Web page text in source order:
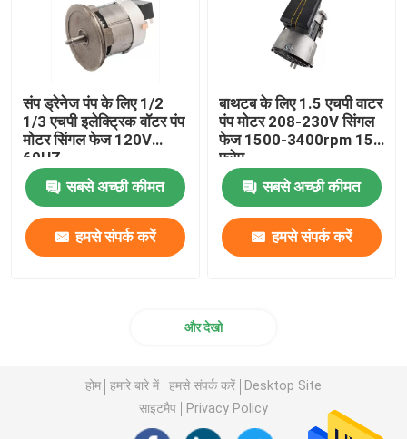
संप ड्रेनेज पंप के लिए 1/2
1/3 एचपी इलेक्ट्रिक वॉटर पंप
मोटर सिंगल फेज 120V
60HZ
सबसे अच्छी कीमत
हमसे संपर्क करें
बाथटब के लिए 1.5 एचपी वाटर
पंप मोटर 208-230V सिंगल
फेज 1500-3400rpm 15
फ्रेम
सबसे अच्छी कीमत
हमसे संपर्क करें
और देखो
होम हमारे बारे में हमसे संपर्क करें
Desktop Site
साइटमैप
Privacy Policy